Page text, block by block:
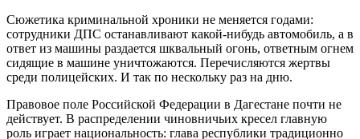
Сюжетика криминальной хроники не меняется годами:
сотрудники ДПС останавливают какой-нибудь автомобиль, а в
ответ из машины раздается шквальный огонь, ответным огнем
сидящие в машине уничтожаются. Перечисляются жертвы
среди полицейских. И так по нескольку раз на дню.
Правовое поле Российской Федерации в Дагестане почти не
действует. В распределении чиновничьих кресел главную
роль играет национальность: глава республики традиционно